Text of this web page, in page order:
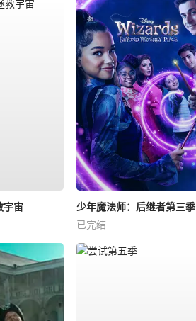
宇宙
少年魔法师：后继者第三季
已完结